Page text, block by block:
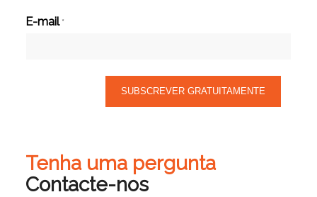
E-mail *
Tenha uma pergunta
Contacte-nos